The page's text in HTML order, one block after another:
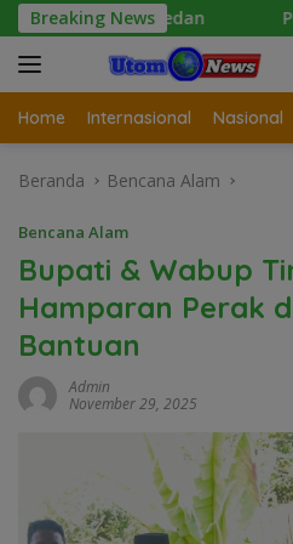
Langsung
ke
konten
Breaking News
Medan Peringatan
Home Internasional Nasional
Beranda Bencana Alam
Bencana Alam
Bupati & Wabup
Hamparan Perak
Bantuan
Admin
November 29, 2025